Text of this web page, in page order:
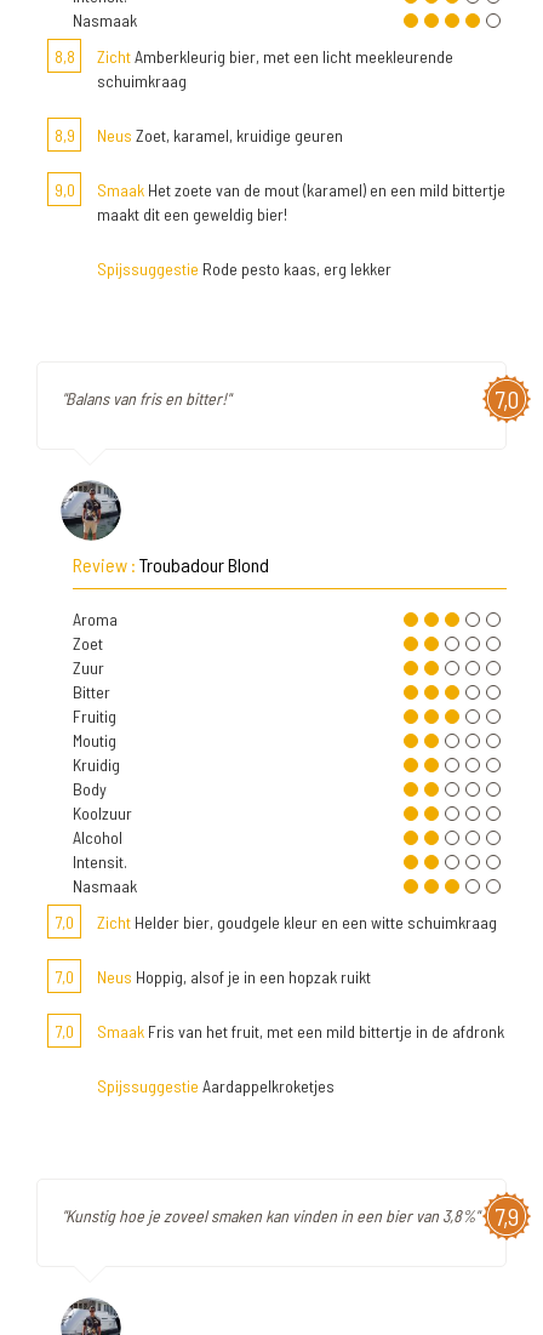
Nasmaak
8,8
ZichtAmberkleurig bier, met een licht meekleurende
schuimkraag
8,9 Neus Zoet, karamel, kruidige geuren
9,0 Smaak Het zoete van de mout (karamel) en een mild bittertje
maakt dit een geweldig bier!
Spijssuggestie Rode pesto kaas, erg lekker
7,0
"Balans van fris en bitter!"
Review : Troubadour Blond
Aroma
Zoet
Zuur
Bitter
Fruitig
Moutig
Kruidig
Body
Koolzuur
Alcohol
Intensit.
Nasmaak
7,0
Zicht Helder bier, goudgele kleur en een witte schuimkraag
7,0 Neus Hoppig, alsof je in een hopzak ruikt
7,0 Smaak Fris van het fruit, met een mild bittertje in de afdronk
Spijssuggestie Aardappelkroketjes
7,9
"Kunstig hoe je zoveel smaken kan vinden in een bier van 3,8%"